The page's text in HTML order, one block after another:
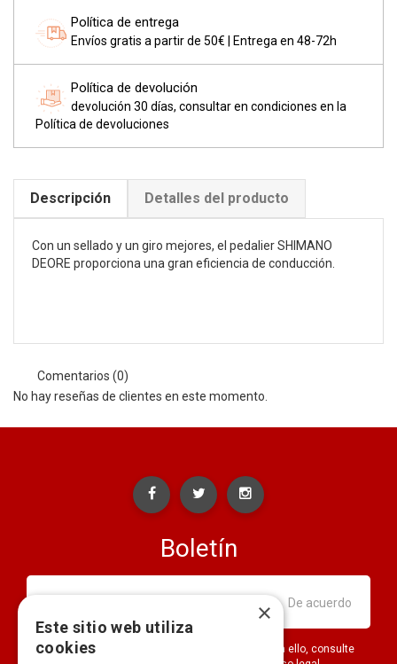
Política de entrega
Envíos gratis a partir de 50€ | Entrega en 48-72h
Política de devolución
devolución 30 días, consultar en condiciones en la
Política de devoluciones
Descripción Detalles del producto
Con un sellado y un giro mejores, el pedalier SHIMANO
DEORE proporciona una gran eficiencia de conducción.
Comentarios (0)
No hay reseñas de clientes en este momento.
Boletín
Puede darse de baja en cualquier momento. Para ello, consulte
×
Este sitio web utiliza
cookies